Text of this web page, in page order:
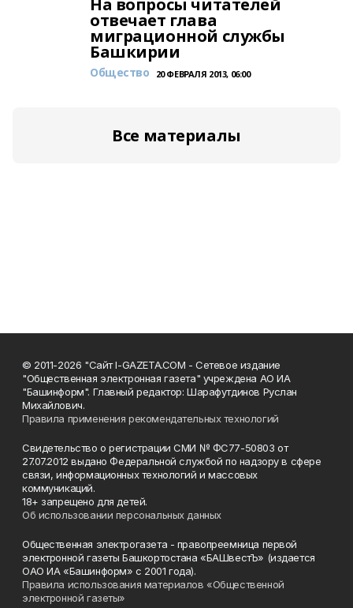
На вопросы читателей
отвечает глава
миграционной службы
Башкирии
Общество 20 ФЕВРАЛЯ 2013, 06:00
Все материалы
© 2011-2026 "Сайт I-GAZETA.COM - Сетевое издание
"Общественная электронная газета" учреждена АО ИА
"Башинформ". Главный редактор: Шарафутдинов Руслан
Михайлович.
Правила применения рекомендательных технологий
Свидетельство о регистрации СМИ № ФС77-50803 от
27.07.2012 выдано Федеральной службой по надзору в сфере
связи, информационных технологий и массовых
коммуникаций.
18+ запрещено для детей.
Об использовании персональных данных
Общественная электрогазета - правопреемница первой
электронной газеты Башкортостана «БАШвестЪ» (издается
ОАО ИА «Башинформ» с 2001 года).
Правила использования материалов «Общественной
электронной газеты»